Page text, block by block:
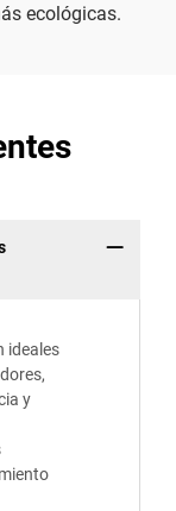
ecológicas.
ideales
y